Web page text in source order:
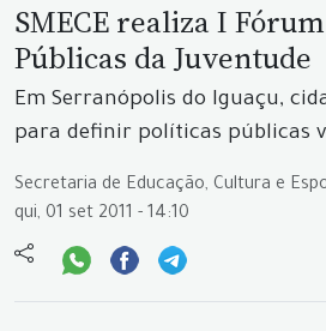
SMECE realiza I
Públicas da Juventude
Em Serranópolis do Iguaçu,
para definir políticas públicas
Secretaria de Educação, Cultura e
qui, 01 set 2011 - 14:10